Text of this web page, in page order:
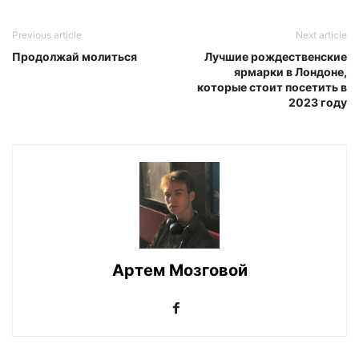
Previous article
Продолжай молиться
Next article
Лучшие рождественские
ярмарки в Лондоне,
которые стоит посетить в
2023 году
Артем Мозговой